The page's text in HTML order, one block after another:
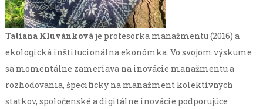
Tatiana Kluvánkováje profesorka manažmentu (2016) a
ekologická inštitucionálna ekonómka. Vo svojom výskume
sa momentálne zameriava na inovácie manažmentu a
rozhodovania, špecificky na manažment kolektívnych
statkov, spoločenské a digitálne inovácie podporujúce